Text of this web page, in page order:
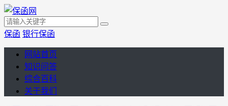
保函 银行保函
网站首页
知识问答
综合百科
关于我们